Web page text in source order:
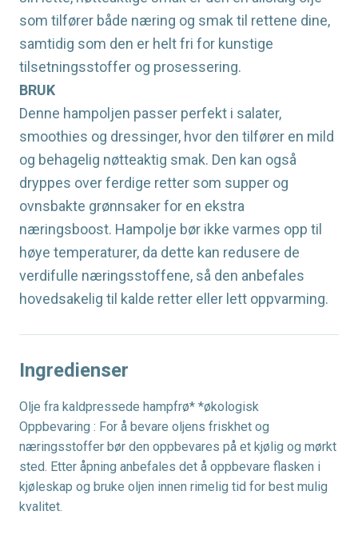
som tilfører både næring og smak til rettene dine,
samtidig som den er helt fri for kunstige
tilsetningsstoffer og prosessering.
BRUK
Denne hampoljen passer perfekt i salater,
smoothies og dressinger, hvor den tilfører en mild
og behagelig nøtteaktig smak. Den kan også
dryppes over ferdige retter som supper og
ovnsbakte grønnsaker for en ekstra
næringsboost. Hampolje bør ikke varmes opp til
høye temperaturer, da dette kan redusere de
verdifulle næringsstoffene, så den anbefales
hovedsakelig til kalde retter eller lett oppvarming.
Ingredienser
Olje fra kaldpressede hampfrø* *økologisk
Oppbevaring : For å bevare oljens friskhet og
næringsstoffer bør den oppbevares på et kjølig og mørkt
sted. Etter åpning anbefales det å oppbevare flasken i
kjøleskap og bruke oljen innen rimelig tid for best mulig
kvalitet.